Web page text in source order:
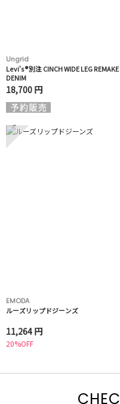
Ungrid
Levi's®別注 CINCH WIDE LEG REMAKE
DENIM
18,700 円
9
EMODA
ルーズリップドジーンズ
11,264 円
20%OFF